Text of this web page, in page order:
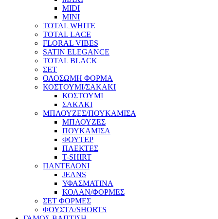
MIDI
MINI
TOTAL WHITE
TOTAL LACE
FLORAL VIBES
SATIN ELEGANCE
TOTAL BLACK
ΣΕΤ
ΟΛΟΣΩΜΗ ΦΟΡΜΑ
ΚΟΣΤΟΥΜΙ/ΣΑΚΑΚΙ
ΚΟΣΤΟΥΜΙ
ΣΑΚΑΚΙ
ΜΠΛΟΥΖΕΣ/ΠΟΥΚΑΜΙΣΑ
ΜΠΛΟΥΖΕΣ
ΠΟΥΚΑΜΙΣΑ
ΦΟΥΤΕΡ
ΠΛΕΚΤΕΣ
T-SHIRT
ΠΑΝΤΕΛΟΝΙ
JEANS
ΥΦΑΣΜΑΤΙΝΑ
ΚΟΛΑΝ/ΦΟΡΜΕΣ
ΣΕΤ ΦΟΡΜΕΣ
ΦΟΥΣΤΑ/SHORTS